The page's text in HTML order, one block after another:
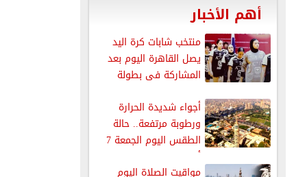
أهم الأخبار
منتخب شابات كرة اليد
يصل القاهرة اليوم بعد
المشاركة فى بطولة
أجواء شديدة الحرارة
ورطوبة مرتفعة.. حالة
الطقس اليوم الجمعة 7
أغسطس 2026
مواقيت الصلاة اليوم